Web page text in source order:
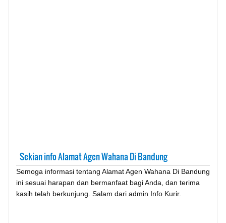
Sekian info Alamat Agen Wahana Di Bandung
Semoga informasi tentang Alamat Agen Wahana Di Bandung
ini sesuai harapan dan bermanfaat bagi Anda, dan terima
kasih telah berkunjung. Salam dari admin Info Kurir.